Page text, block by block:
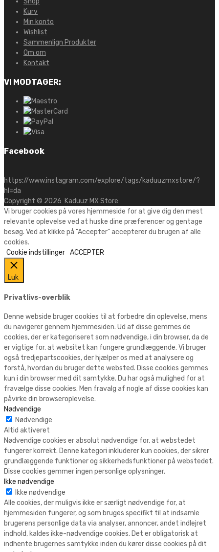
Kurv
Min konto
Wishlist
Sammenlign Produkter
Om om
Kontakt
VI MODTAGER:
Facebook
https://www.instagram.com/explore/tags/kaduuzmxstore/?
hl=da
Copyright © 2026 Kaduuz MX Store
Vi bruger cookies på vores hjemmeside for at give dig den mest
relevante oplevelse ved at huske dine præferencer og gentage
besøg. Ved at klikke på "Accepter" accepterer du brugen af alle
cookies.
Cookie indstillinger ACCEPTER
Luk
Privatlivs-overblik
Denne webside bruger cookies til at forbedre din oplevelse, mens
du navigerer gennem hjemmesiden. Ud af disse gemmes de
cookies, der er kategoriseret som nødvendige, i din browser, da de
er vigtige for, at websitet kan fungere grundlæggende. Vi bruger
også tredjepartscookies, der hjælper os med at analysere og
forstå, hvordan du bruger dette websted. Disse cookies gemmes
kun i din browser med dit samtykke. Du har også mulighed for at
fravælge disse cookies. Men fravalg af nogle af disse cookies kan
påvirke din browseroplevelse.
Nødvendige
Nødvendige
Altid aktiveret
Nødvendige cookies er absolut nødvendige for, at webstedet
fungerer korrekt. Denne kategori inkluderer kun cookies, der sikrer
grundlæggende funktioner og sikkerhedsfunktioner på webstedet.
Disse cookies gemmer ingen personlige oplysninger.
Ikke nødvendige
Ikke nødvendige
Alle cookies, der muligvis ikke er særligt nødvendige for, at
hjemmesiden fungerer, og som bruges specifikt til at indsamle
brugerens personlige data via analyser, annoncer, andet indlejret
indhold, kaldes ikke-nødvendige cookies. Det er obligatorisk at
indhente brugernes samtykke inden du kører disse cookies på dit